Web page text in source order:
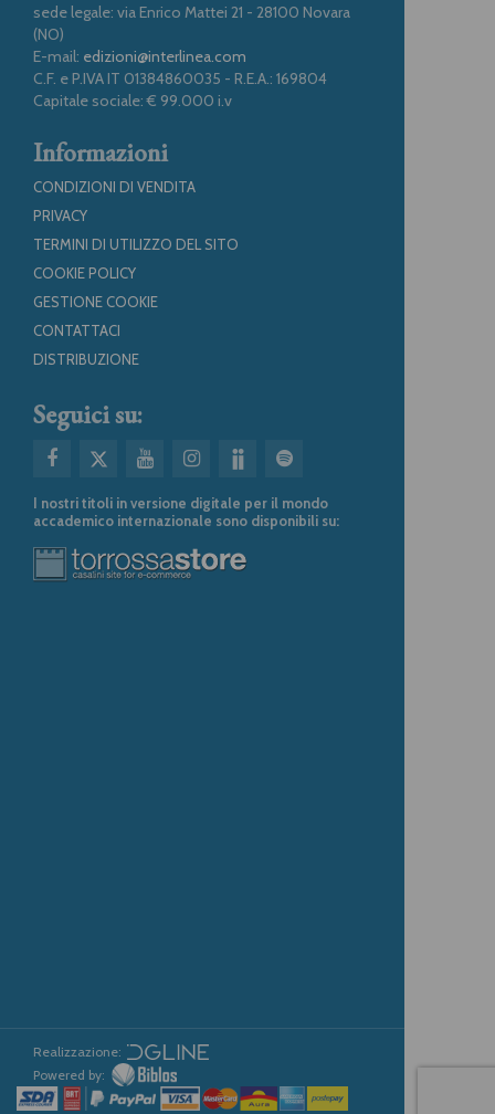
sede legale: via Enrico Mattei 21 - 28100 Novara
(NO)
E-mail: edizioni@interlinea.com
C.F. e P.IVA IT 01384860035 - R.E.A.: 169804
Capitale sociale: € 99.000 i.v
Informazioni
CONDIZIONI DI VENDITA
PRIVACY
TERMINI DI UTILIZZO DEL SITO
COOKIE POLICY
GESTIONE COOKIE
CONTATTACI
DISTRIBUZIONE
Seguici su:
I nostri titoli in versione digitale per il mondo
accademico internazionale sono disponibili su:
Realizzazione:
Powered by: